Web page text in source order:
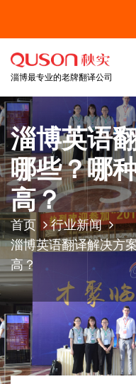
正
淄博最专业的老牌翻译公司
淄博英语
哪些？哪
高？
首页
行业新闻
淄博英语翻译解决方
高？